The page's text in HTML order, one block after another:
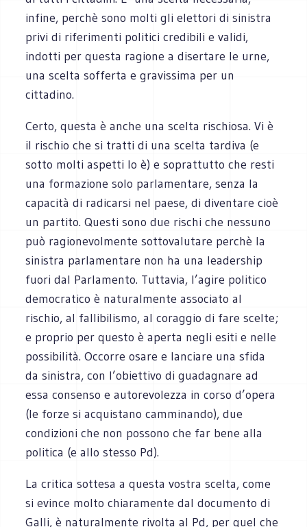
infine, perchè sono molti gli elettori di sinistra
privi di riferimenti politici credibili e validi,
indotti per questa ragione a disertare le urne,
una scelta sofferta e gravissima per un
cittadino.
Certo, questa è anche una scelta rischiosa. Vi è
il rischio che si tratti di una scelta tardiva (e
sotto molti aspetti lo è) e soprattutto che resti
una formazione solo parlamentare, senza la
capacità di radicarsi nel paese, di diventare cioè
un partito. Questi sono due rischi che nessuno
può ragionevolmente sottovalutare perchè la
sinistra parlamentare non ha una leadership
fuori dal Parlamento. Tuttavia, l’agire politico
democratico è naturalmente associato al
rischio, al fallibilismo, al coraggio di fare scelte;
e proprio per questo è aperta negli esiti e nelle
possibilità. Occorre osare e lanciare una sfida
da sinistra, con l’obiettivo di guadagnare ad
essa consenso e autorevolezza in corso d’opera
(le forze si acquistano camminando), due
condizioni che non possono che far bene alla
politica (e allo stesso Pd).
La critica sottesa a questa vostra scelta, come
si evince molto chiaramente dal documento di
Galli, è naturalmente rivolta al Pd, per quel che